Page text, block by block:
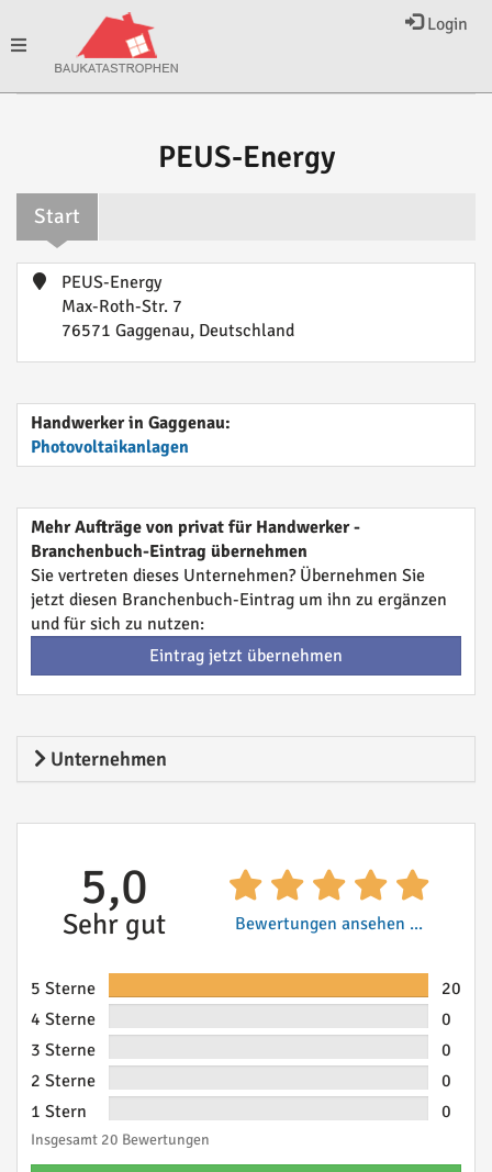
Login
Toggle
PEUS-Energy
Start
PEUS-Energy
Max-Roth-Str. 7
76571 Gaggenau, Deutschland
Handwerker in Gaggenau:
Photovoltaikanlagen
Mehr Aufträge von privat für Handwerker -
Branchenbuch-Eintrag übernehmen
Sie vertreten dieses Unternehmen? Übernehmen Sie
jetzt diesen Branchenbuch-Eintrag um ihn zu ergänzen
und für sich zu nutzen:
Eintrag jetzt übernehmen
Unternehmen
5,0
Sehr gut Bewertungen ansehen ...
5 Sterne
20
4 Sterne
0
3 Sterne
0
2 Sterne
0
1 Stern
0
Insgesamt 20 Bewertungen